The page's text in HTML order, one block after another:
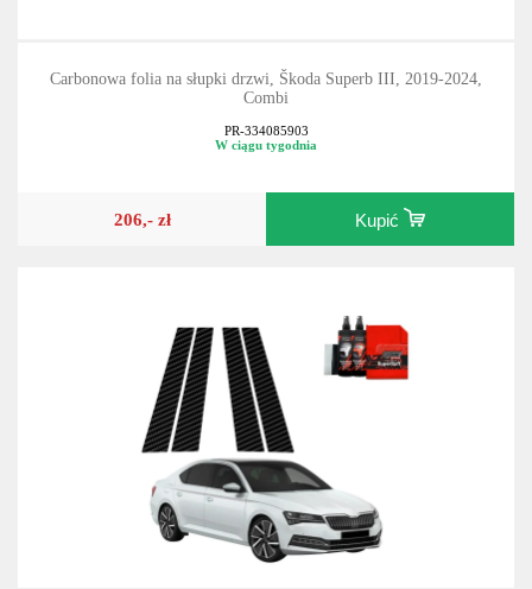
Carbonowa folia na słupki drzwi, Škoda Superb III, 2019-2024,
Combi
PR-334085903
W ciągu tygodnia
206,- zł Kupić